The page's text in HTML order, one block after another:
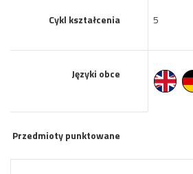
Cykl kształcenia 5
Języki obce
Przedmioty punktowane